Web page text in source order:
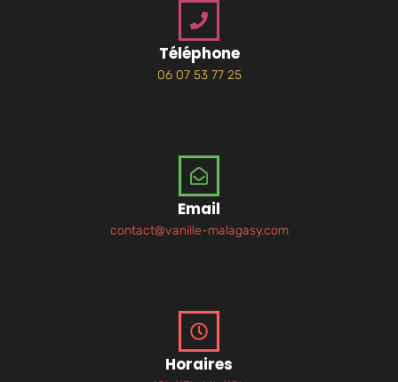
Téléphone
06 07 53 77 25
Email
contact@vanille-malagasy.com
Horaires